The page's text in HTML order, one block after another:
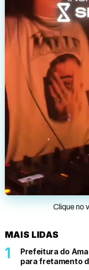
Clique no
MAIS LIDAS
Prefeitura do
para fretamento